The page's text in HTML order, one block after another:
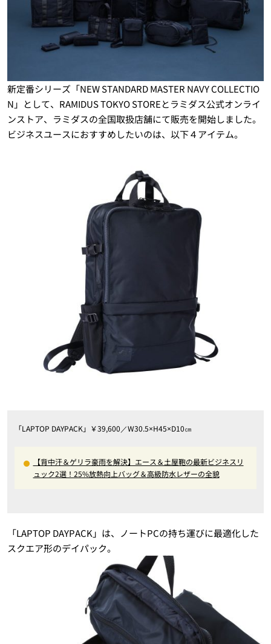
新定番シリーズ「NEW STANDARD MASTER NAVY COLLECTIO
N」として、RAMIDUS TOKYO STOREとラミダス公式オンライ
ンストア、ラミダスの全国取扱店舗にて販売を開始しました。
ビジネスユースにおすすめしたいのは、以下４アイテム。
「LAPTOP DAYPACK」￥39,600／W30.5×H45×D10㎝
【背中汗＆ゲリラ豪雨を解決】エース＆土屋鞄の最新ビジネスリ
ュック2選！25%放熱向上バッグ＆高級防水レザーの全貌
「LAPTOP DAYPACK」は、ノートPCの持ち運びに最適化した
スクエア形のデイパック。